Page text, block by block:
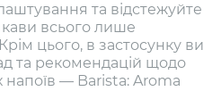
та відстежуйте
всього лише
цього, в застосунку ви
та рекомендацій щодо
— Barista: Aroma